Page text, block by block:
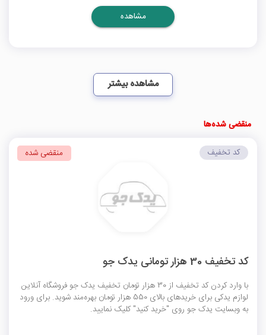
مشاهده
مشاهده بیشتر
منقضی شده‌ها
کد تخفیف 30 هزار تومانی یدک جو
با وارد کردن کد تخفیف از 30 هزار تومان تخفیف یدک جو فروشگاه آنلاین
لوازم یدکی برای خریدهای بالای 550 هزار تومان بهره‌مند شوید. برای ورود
به وبسایت یدک جو روی "خرید کنید" کلیک نمایید.
کد تخفیف منقضی شده